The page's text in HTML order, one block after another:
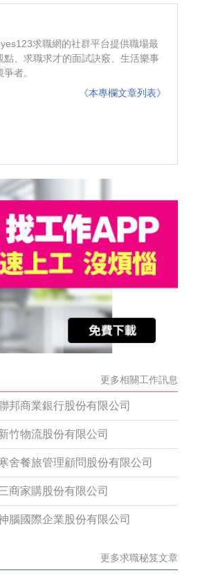
求職網的社群平台提供職場最
、求職求才的面試訣竅、生活樂事
者。
《本專欄文章列表》
更多相關工作訊息
邦商業銀行股份有限公司
竹物流股份有限公司
舍餐旅管理顧問股份有限公司
商家購股份有限公司
腦國際企業股份有限公司
更多求職秘笈文章